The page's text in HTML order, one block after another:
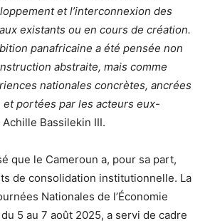
et l’interconnexion des
existants ou en cours de création.
panafricaine a été pensée non
abstraite, mais comme
nationales concrètes, ancrées
portées par les acteurs eux-
Bassilekin III.
que le Cameroun a, pour sa part,
de consolidation institutionnelle. La
Nationales de l’Économie
5 au 7 août 2025, a servi de cadre